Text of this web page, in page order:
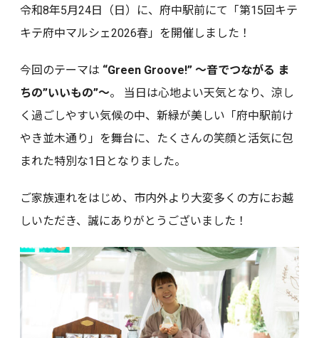
令和8年5月24日（日）に、府中駅前にて「第15回キテ
キテ府中マルシェ2026春」を開催しました！
今回のテーマは “Green Groove!” 〜音でつながる ま
ちの”いいもの”〜。 当日は心地よい天気となり、涼し
く過ごしやすい気候の中、新緑が美しい「府中駅前け
やき並木通り」を舞台に、たくさんの笑顔と活気に包
まれた特別な1日となりました。
ご家族連れをはじめ、市内外より大変多くの方にお越
しいただき、誠にありがとうございました！